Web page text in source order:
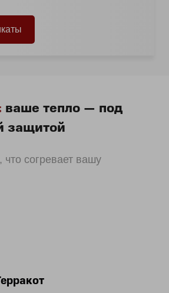
ваше тепло — под
защитой
что согревает вашу